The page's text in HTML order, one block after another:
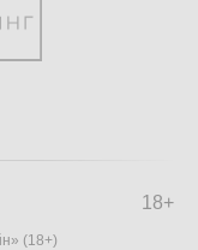
18+
(18+)